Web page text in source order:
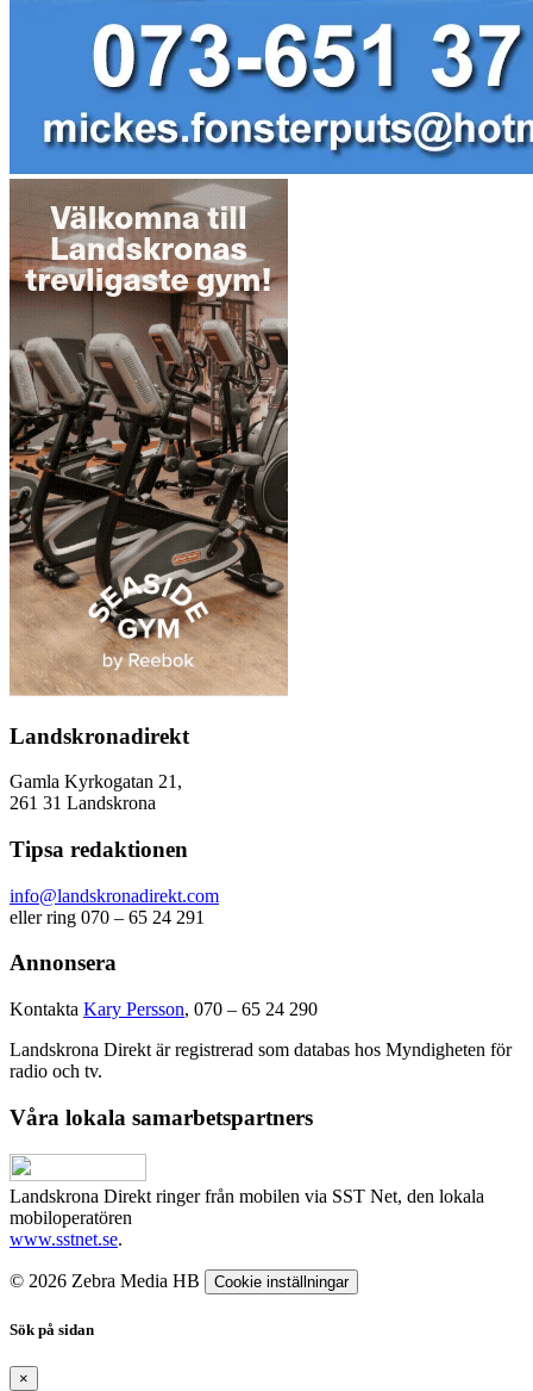
Landskronadirekt
Gamla Kyrkogatan 21,
261 31 Landskrona
Tipsa redaktionen
info@landskronadirekt.com
eller ring 070 – 65 24 291
Annonsera
Kontakta Kary Persson, 070 – 65 24 290
Landskrona Direkt är registrerad som databas hos Myndigheten för
radio och tv.
Våra lokala samarbetspartners
Landskrona Direkt ringer från mobilen via SST Net, den lokala
mobiloperatören
www.sstnet.se.
© 2026 Zebra Media HB Cookie inställningar
Sök på sidan
×